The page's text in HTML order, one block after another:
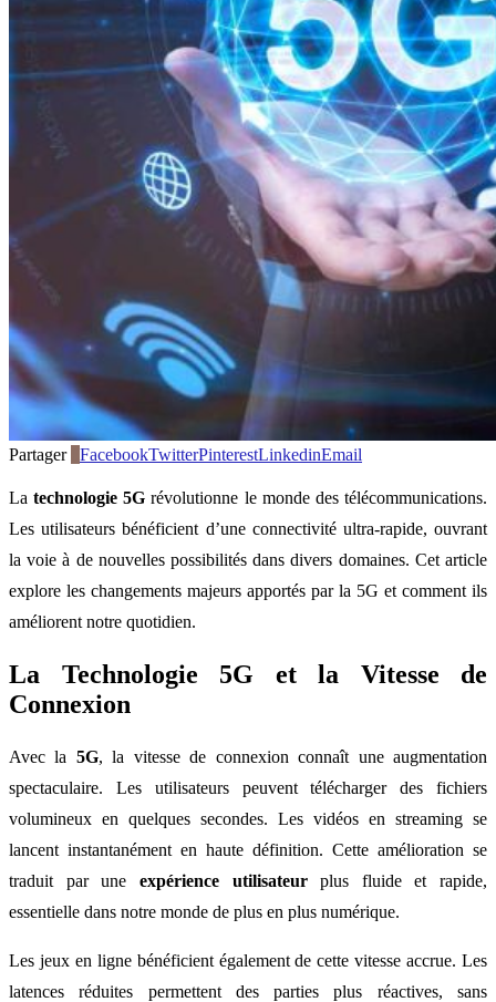
Partager FacebookTwitterPinterestLinkedinEmail
Latechnologie 5G révolutionne le monde des télécommunications.
Les utilisateurs bénéficient d’une connectivité ultra-rapide, ouvrant
la voie à de nouvelles possibilités dans divers domaines. Cet article
explore les changements majeurs apportés par la 5G et comment ils
améliorent notre quotidien.
La Technologie 5G et la Vitesse de
Connexion
Avec la 5G, la vitesse de connexion connaît une augmentation
spectaculaire. Les utilisateurs peuvent télécharger des fichiers
volumineux en quelques secondes. Les vidéos en streaming se
lancent instantanément en haute définition. Cette amélioration se
traduit par une expérience utilisateurplus fluide et rapide,
essentielle dans notre monde de plus en plus numérique.
Les jeux en ligne bénéficient également de cette vitesse accrue. Les
latences réduites permettent des parties plus réactives, sans